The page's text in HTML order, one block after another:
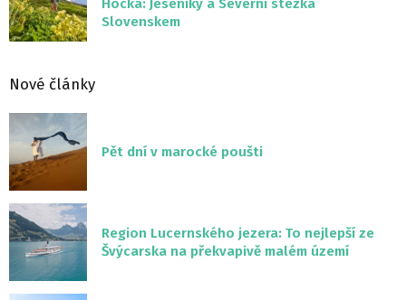
Hocka: Jeseníky a Severní stezka
Slovenskem
Nové články
Pět dní v marocké poušti
Region Lucernského jezera: To nejlepší ze
Švýcarska na překvapivě malém území